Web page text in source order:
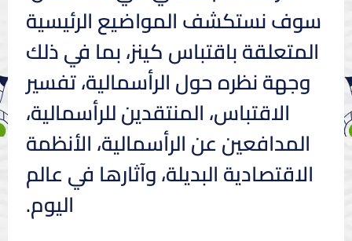
سوف نستكشف المواضيع الرئيسية
المتعلقة باقتباس كينز، بما في ذلك
وجهة نظره حول الرأسمالية، تفسير
الاقتباس، المنتقدين للرأسمالية،
المدافعين عن الرأسمالية، الأنظمة
الاقتصادية البديلة، وآثارها في عالم
اليوم.